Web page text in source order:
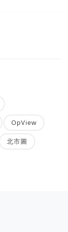
OpView
北市圖